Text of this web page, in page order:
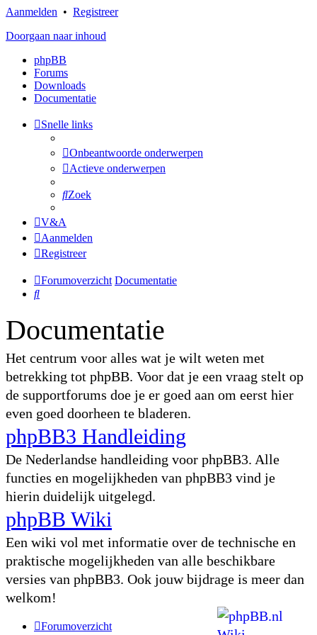
Aanmelden • Registreer
Doorgaan naar inhoud
phpBB
Forums
Downloads
Documentatie
Snelle links
Onbeantwoorde onderwerpen
Actieve onderwerpen
Zoek
V&A
Aanmelden
Registreer
Forumoverzicht Documentatie
Zoek
Documentatie
Het centrum voor alles wat je wilt weten met
betrekking tot phpBB. Voor dat je een vraag stelt op
de supportforums doe je er goed aan om eerst hier
even goed doorheen te bladeren.
phpBB3 Handleiding
De Nederlandse handleiding voor phpBB3. Alle
functies en mogelijkheden van phpBB3 vind je
hierin duidelijk uitgelegd.
phpBB Wiki
Een wiki vol met informatie over de technische en
praktische mogelijkheden van alle beschikbare
versies van phpBB3. Ook jouw bijdrage is meer dan
welkom!
Forumoverzicht